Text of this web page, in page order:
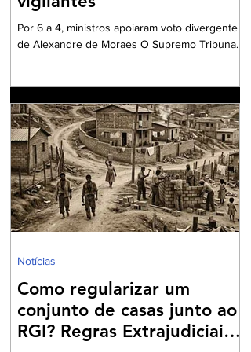
Por 6 a 4, ministros apoiaram voto divergente
de Alexandre de Moraes O Supremo Tribunal
vigilância. Por seis votos a quatro, os ministros
votaram a favor do voto divergente,
apresentado pelo ministro Alexandre de
Moraes. O relator da matéria – e voto vencido
– foi o ministro Kássio Nunes, cujo
posicionamento era favorável a conceder aos
vigilantes
Como regularizar um
conjunto de casas junto ao
RGI? Regras Extrajudiciais
Notícias